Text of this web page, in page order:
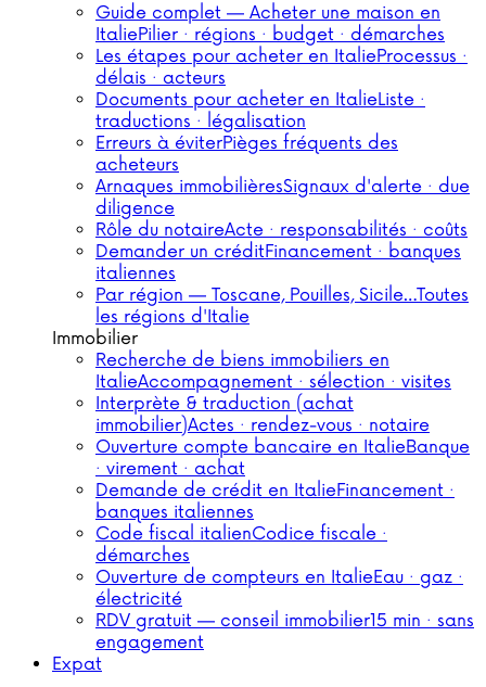
Guide complet — Acheter une maison en
ItaliePilier · régions · budget · démarches
Les étapes pour acheter en ItalieProcessus ·
délais · acteurs
Documents pour acheter en ItalieListe ·
traductions · légalisation
Erreurs à éviterPièges fréquents des
acheteurs
Arnaques immobilièresSignaux d'alerte · due
diligence
Rôle du notaireActe · responsabilités · coûts
Demander un créditFinancement · banques
italiennes
Par région — Toscane, Pouilles, Sicile…Toutes
les régions d'Italie
Immobilier
Recherche de biens immobiliers en
ItalieAccompagnement · sélection · visites
Interprète & traduction (achat
immobilier)Actes · rendez-vous · notaire
Ouverture compte bancaire en ItalieBanque
· virement · achat
Demande de crédit en ItalieFinancement ·
banques italiennes
Code fiscal italienCodice fiscale ·
démarches
Ouverture de compteurs en ItalieEau · gaz ·
électricité
RDV gratuit — conseil immobilier15 min · sans
engagement
Expat